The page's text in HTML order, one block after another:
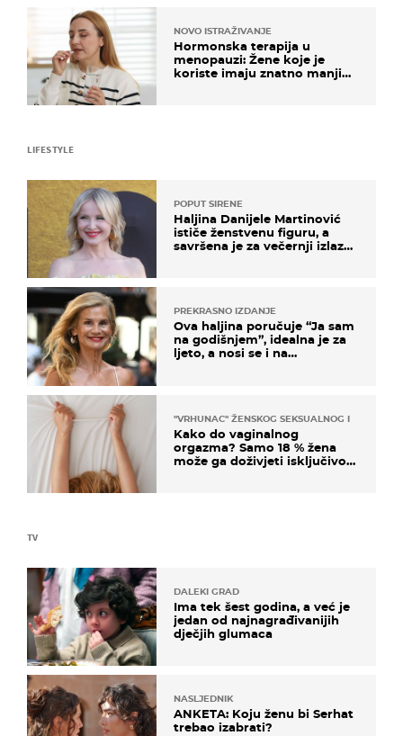
NOVO ISTRAŽIVANJE
Hormonska terapija u
menopauzi: Žene koje je
koriste imaju znatno manji
TV
DALEKI GRAD
Ima tek šest godina, a već je
jedan od najnagrađivanijih
dječjih glumaca
NASLJEDNIK
ANKETA: Koju ženu bi Serhat
trebao izabrati?
LIFESTYLE
POPUT SIRENE
Haljina Danijele Martinović
ističe ženstvenu figuru, a
savršena je za večernji izlazak
PREKRASNO IZDANJE
Ova haljina poručuje “Ja sam
na godišnjem”, idealna je za
ljeto, a nosi se i na
"VRHUNAC" ŽENSKOG SEKSUALNOG ISKUSTVA
Kako do vaginalnog
orgazma? Samo 18 % žena
može ga doživjeti isključivo